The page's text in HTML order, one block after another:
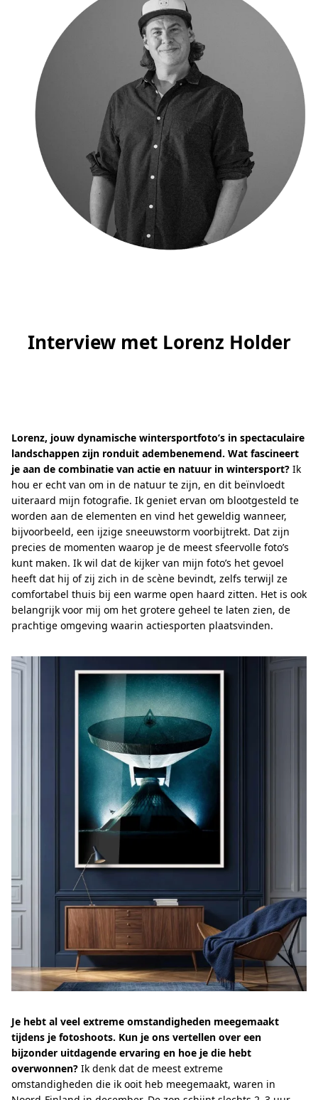
Interview met Lorenz Holder
Lorenz, jouw dynamische wintersportfoto’s in spectaculaire
landschappen zijn ronduit adembenemend. Wat fascineert
je aan de combinatie van actie en natuur in wintersport? Ik
hou er echt van om in de natuur te zijn, en dit beïnvloedt
uiteraard mijn fotografie. Ik geniet ervan om blootgesteld te
worden aan de elementen en vind het geweldig wanneer,
bijvoorbeeld, een ijzige sneeuwstorm voorbijtrekt. Dat zijn
precies de momenten waarop je de meest sfeervolle foto’s
kunt maken. Ik wil dat de kijker van mijn foto’s het gevoel
heeft dat hij of zij zich in de scène bevindt, zelfs terwijl ze
comfortabel thuis bij een warme open haard zitten. Het is ook
belangrijk voor mij om het grotere geheel te laten zien, de
prachtige omgeving waarin actiesporten plaatsvinden.
Je hebt al veel extreme omstandigheden meegemaakt
tijdens je fotoshoots. Kun je ons vertellen over een
bijzonder uitdagende ervaring en hoe je die hebt
overwonnen? Ik denk dat de meest extreme
omstandigheden die ik ooit heb meegemaakt, waren in